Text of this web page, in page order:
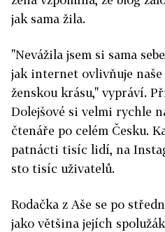
jak sama žila.
"Nevážila jsem si sama
jak internet ovlivňuje
ženskou krásu," vypráví.
Dolejšové si velmi rychle
čtenáře po celém Česku.
patnácti tisíc lidí, na
sto tisíc uživatelů.
Rodačka z Aše se po
jako většina jejích